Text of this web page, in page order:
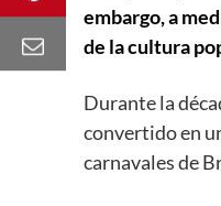
embargo, a
de la cultura
Durante la
convertido en
carnavales de